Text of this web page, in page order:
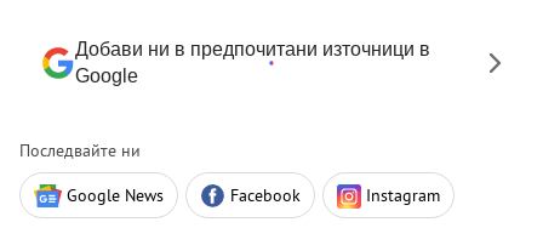
Добави ни в предпочитани източници в
Google
Последвайте ни
Google News Facebook Instagram